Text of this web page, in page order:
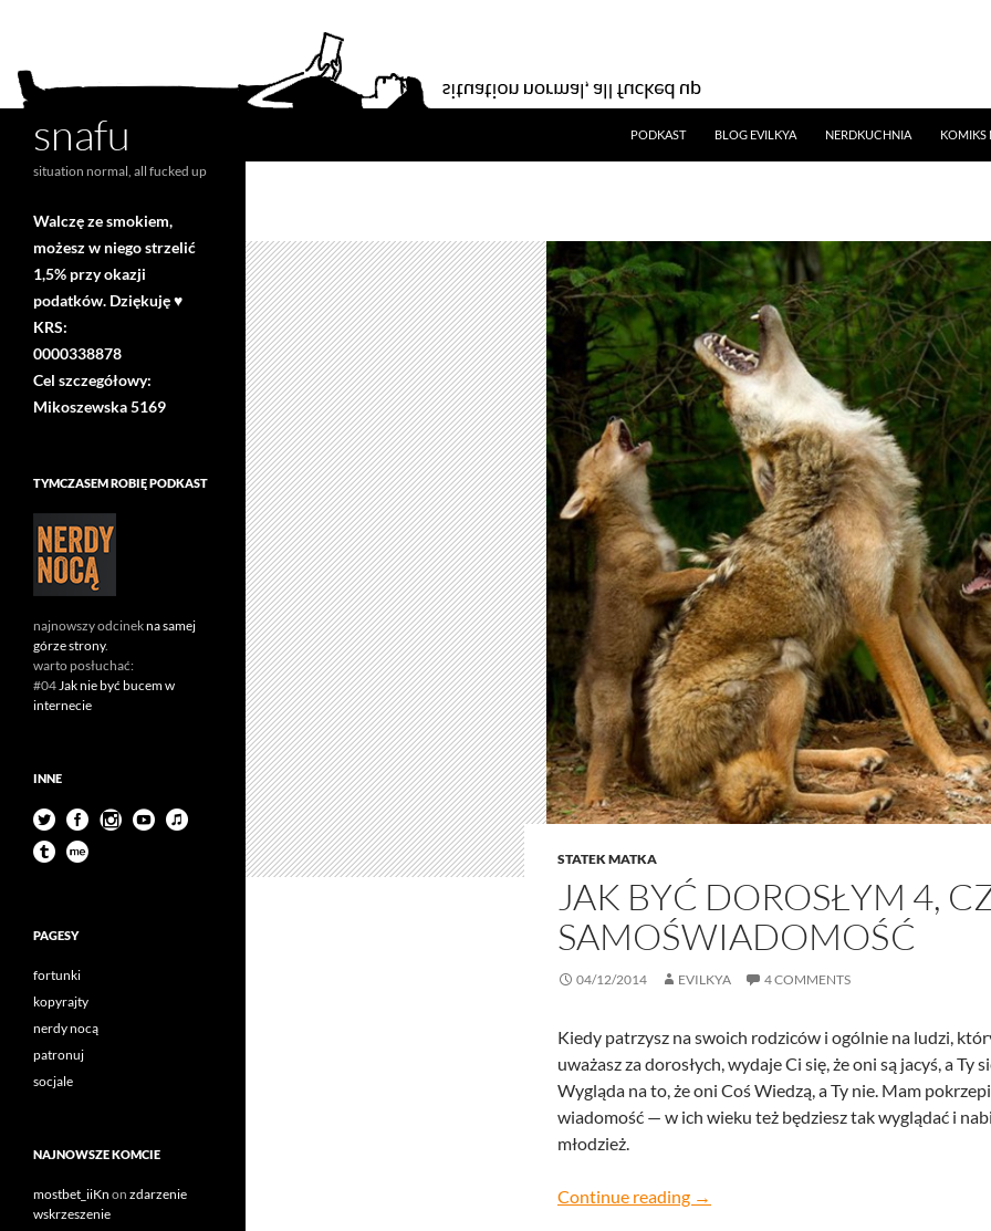
snafu
PODKAST
BLOG EVILKYA NERDKUCHNIA KOMIKS
STATEK MATKA
JAK BYĆ DOROSŁYM 4,
SAMOŚWIADOMOŚĆ
04/12/2014 EVILKYA 4 COMMENTS
Kiedy patrzysz na swoich rodziców i ogólnie na ludzi,
uważasz za dorosłych, wydaje Ci się, że oni są jacyś, a Ty
Wygląda na to, że oni Coś Wiedzą, a Ty nie. Mam
wiadomość — w ich wieku też będziesz tak wyglądać i
młodzież.
Continue reading jak być dorosłym 4, czyli
→
situation normal, all fucked up
Walczę ze smokiem,
możesz w niego strzelić
1,5% przy okazji
podatków. Dziękuję ♥
KRS:
0000338878
Cel szczegółowy:
Mikoszewska 5169
TYMCZASEM ROBIĘ PODKAST
najnowszy odcinekna samej
górze strony.
warto posłuchać:
#04Jak nie być bucem w
internecie
INNE
PAGESY
fortunki
kopyrajty
nerdy nocą
patronuj
socjale
NAJNOWSZE KOMCIE
mostbet_iiKn on zdarzenie
wskrzeszenie